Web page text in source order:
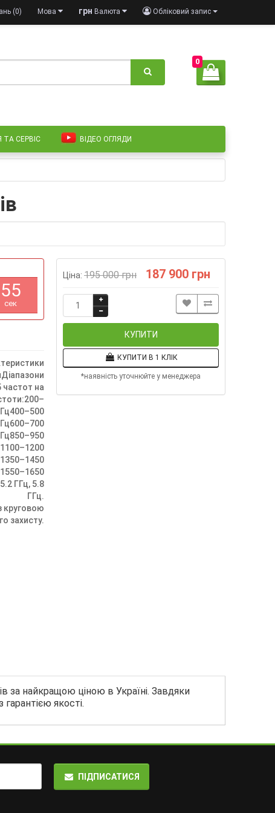
Обліковий запис
грн Валюта
Мова
(0)
0
ТА СЕРВІС ВІДЕО ОГЛЯДИ
55
сек
частот на
ГГц, 5.8
ГГц.
круговою
захисту.
Ціна: 195 000 грн 187 900 грн
КУПИТИ
КУПИТИ В 1 КЛІК
*наявність уточнюйте у менеджера
за найкращою ціною в Україні. Завдяки
якості.
ПІДПИСАТИСЯ